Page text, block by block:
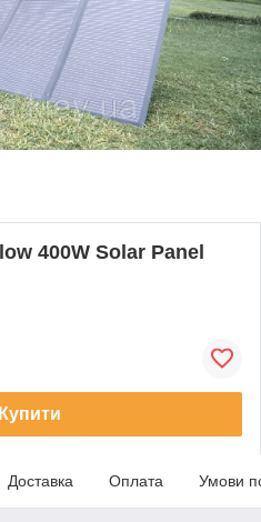
400W Solar Panel
Купити
Доставка Оплата Умови